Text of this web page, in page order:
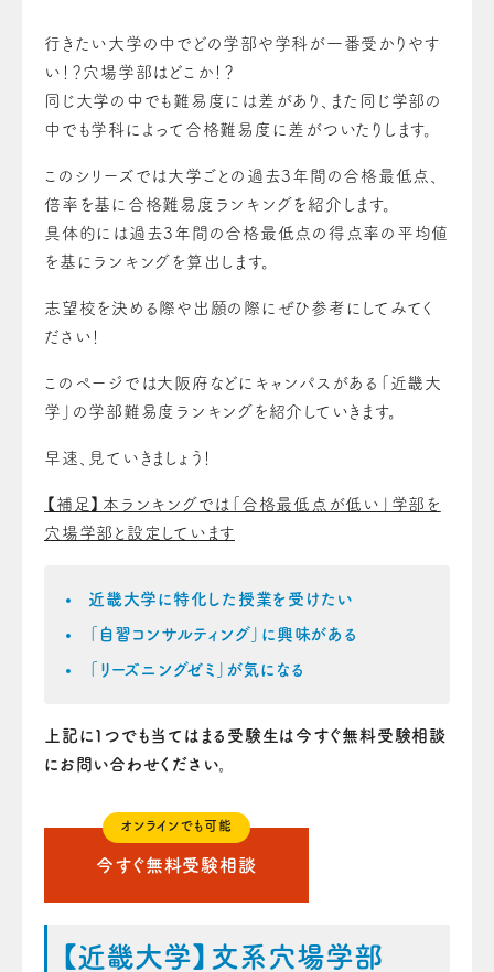
行きたい大学の中でどの学部や学科が一番受かりやす
い！？穴場学部はどこか！？
同じ大学の中でも難易度には差があり、また同じ学部の
中でも学科によって合格難易度に差がついたりします。
このシリーズでは大学ごとの過去3年間の合格最低点、
倍率を基に合格難易度ランキングを紹介します。
具体的には過去3年間の合格最低点の得点率の平均値
を基にランキングを算出します。
志望校を決める際や出願の際にぜひ参考にしてみてく
ださい！
このページでは大阪府などにキャンパスがある「近畿大
学」の学部難易度ランキングを紹介していきます。
早速、見ていきましょう！
【補足】本ランキングでは「合格最低点が低い」学部を
穴場学部と設定しています
近畿大学に特化した授業を受けたい
「自習コンサルティング」に興味がある
「リーズニングゼミ」が気になる
上記に1つでも当てはまる受験生は今すぐ無料受験相談
にお問い合わせください。
オンラインでも可能
今すぐ無料受験相談
【近畿大学】文系穴場学部